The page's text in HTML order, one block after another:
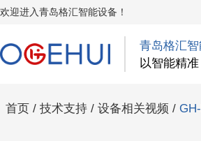
欢迎进入青岛格汇智能设备！
青岛格汇
以智能精
首页 / 技术支持 / 设备相关视频 /